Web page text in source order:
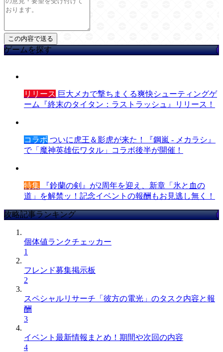
ゲームを探す
リリース 巨大メカで撃ちまくる爽快シューティングゲ
ーム『終末のタイタン：ラストラッシュ』リリース！
コラボ ついに虎王＆影虎が来た！『鋼嵐 - メカラシ』
で「魔神英雄伝ワタル」コラボ後半が開催！
特集 『鈴蘭の剣』が2周年を迎え、新章「氷と血の
道」を解禁ッ！記念イベントの報酬もお見逃し無く！
攻略記事ランキング
個体値ランクチェッカー
1
フレンド募集掲示板
2
スペシャルリサーチ「彼方の電光」のタスク内容と報
酬
3
イベント最新情報まとめ！期間や次回の内容
4